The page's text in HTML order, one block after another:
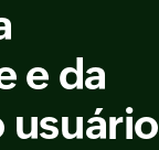
e da
usuário